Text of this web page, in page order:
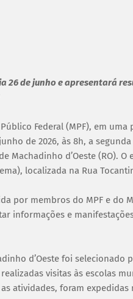
26 de junho e apresentará
Federal (MPF), em
de 2026, às 8h, a
Machadinho d’Oeste (RO).
localizada na Rua
por membros do MPF e do
informações e
d’Oeste foi selecionado
visitas às escolas
atividades, foram